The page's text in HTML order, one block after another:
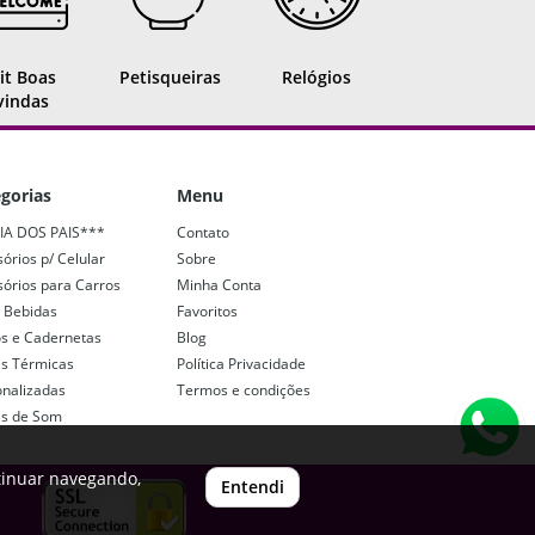
Boas
Petisqueiras Relógios
DOS PAIS***
p/ Celular
para Carros
e Cadernetas
Térmicas
de Som
Menu
Contato
Sobre
Minha Conta
Favoritos
Blog
Política Privacidade
Termos e condições
navegando, Entendi